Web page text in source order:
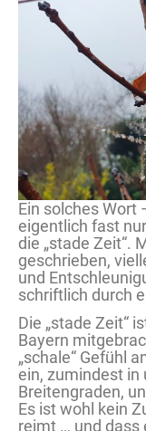
Ein solches Wort
eigentlich fast
die „stade Zeit“.
geschrieben,
und
schriftlich durch
Die „stade Zeit“
Bayern
„schale“ Gefühl
ein, zumindest
Breitengraden,
Es ist wohl kein
reimt … und dass